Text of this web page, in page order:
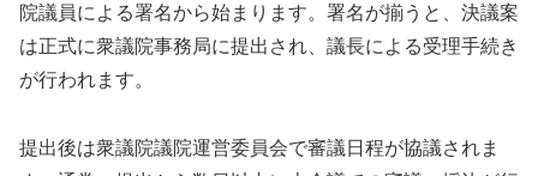
院議員による署名から始まります。署名が揃うと、決議案
は正式に衆議院事務局に提出され、議長による受理手続き
が行われます。
提出後は衆議院議院運営委員会で審議日程が協議されま